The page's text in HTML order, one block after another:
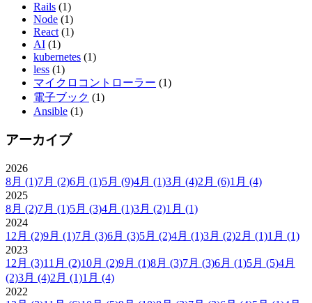
Rails (1)
Node (1)
React (1)
AI (1)
kubernetes (1)
less (1)
マイクロコントローラー (1)
電子ブック (1)
Ansible (1)
アーカイブ
2026
8月 (1)7月 (2)6月 (1)5月 (9)4月 (1)3月 (4)2月 (6)1月 (4)
2025
8月 (2)7月 (1)5月 (3)4月 (1)3月 (2)1月 (1)
2024
12月 (2)9月 (1)7月 (3)6月 (3)5月 (2)4月 (1)3月 (2)2月 (1)1月 (1)
2023
12月 (3)11月 (2)10月 (2)9月 (1)8月 (3)7月 (3)6月 (1)5月 (5)4月
(2)3月 (4)2月 (1)1月 (4)
2022